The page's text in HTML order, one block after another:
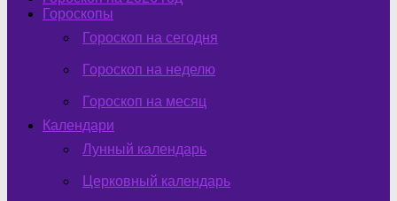
Гороскопы
Гороскоп на сегодня
Гороскоп на неделю
Гороскоп на месяц
Календари
Лунный календарь
Церковный календарь